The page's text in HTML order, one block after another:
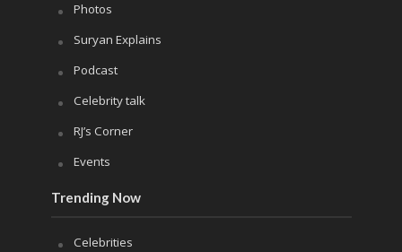
Photos
Suryan Explains
Podcast
Celebrity talk
RJ’s Corner
Events
Trending Now
Celebrities